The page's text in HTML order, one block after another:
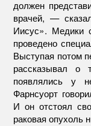
должен
врачей, —
Иисус». Медики
проведено
Выступая потом
рассказывал о
появлялись у
Фарнсуорт
И он отстоял
раковая опухоль